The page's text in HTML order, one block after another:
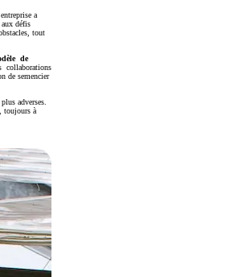
a
aux défis
tout
de
collaborations
de semencier
adverses.
toujours à